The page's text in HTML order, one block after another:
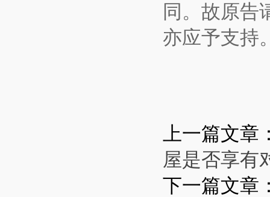
同。故原告
亦应予支持
上一篇文章
屋是否享
下一篇文章